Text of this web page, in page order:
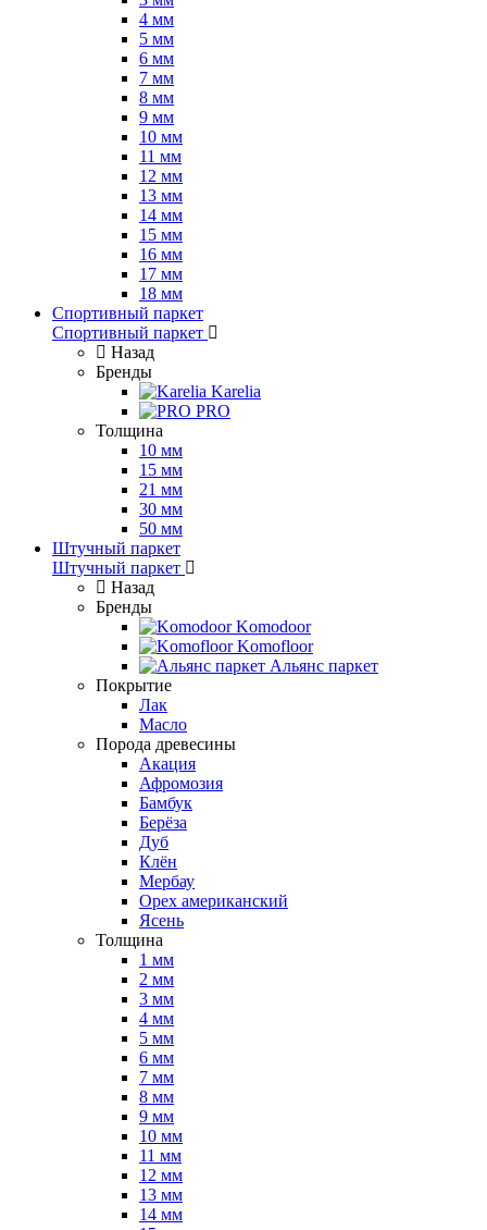
4 мм
5 мм
6 мм
7 мм
8 мм
9 мм
10 мм
11 мм
12 мм
13 мм
14 мм
15 мм
16 мм
17 мм
18 мм
Спортивный паркет
Спортивный паркет
Назад
Бренды
Karelia
PRO
Толщина
10 мм
15 мм
21 мм
30 мм
50 мм
Штучный паркет
Штучный паркет
Назад
Бренды
Komodoor
Komofloor
Альянс паркет
Покрытие
Лак
Масло
Порода древесины
Акация
Афромозия
Бамбук
Берёза
Дуб
Клён
Мербау
Орех американский
Ясень
Толщина
1 мм
2 мм
3 мм
4 мм
5 мм
6 мм
7 мм
8 мм
9 мм
10 мм
11 мм
12 мм
13 мм
14 мм